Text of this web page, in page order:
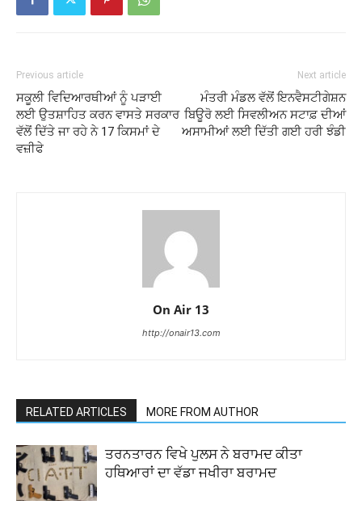
Previous article
ਸਕੂਲੀ ਵਿਦਿਆਰਥੀਆਂ ਨੂੰ ਪੜਾਈ
ਲਈ ਉਤਸ਼ਾਹਿਤ ਕਰਨ ਵਾਸਤੇ ਸਰਕਾਰ
ਵੱਲੋਂ ਦਿੱਤੇ ਜਾ ਰਹੇ ਨੇ 17 ਕਿਸਮਾਂ ਦੇ
ਵਜ਼ੀਫੇ
Next article
ਮੰਤਰੀ ਮੰਡਲ ਵੱਲੋਂ ਇਨਵੈਸਟੀਗੇਸ਼ਨ
ਬਿਊਰੋ ਲਈ ਸਿਵਲੀਅਨ ਸਟਾਫ਼ ਦੀਆਂ
ਅਸਾਮੀਆਂ ਲਈ ਦਿੱਤੀ ਗਈ ਹਰੀ ਝੰਡੀ
On Air 13
http://onair13.com
RELATED ARTICLES MORE FROM AUTHOR
ਤਰਨਤਾਰਨ ਵਿਖੇ ਪੁਲਸ ਨੇ ਬਰਾਮਦ ਕੀਤਾ
ਹਥਿਆਰਾਂ ਦਾ ਵੱਡਾ ਜਖੀਰਾ ਬਰਾਮਦ